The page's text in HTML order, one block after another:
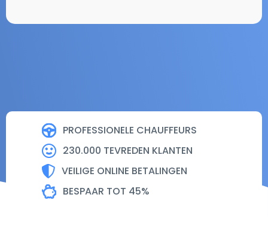
PROFESSIONELE CHAUFFEURS
230.000 TEVREDEN KLANTEN
VEILIGE ONLINE BETALINGEN
BESPAAR TOT 45%